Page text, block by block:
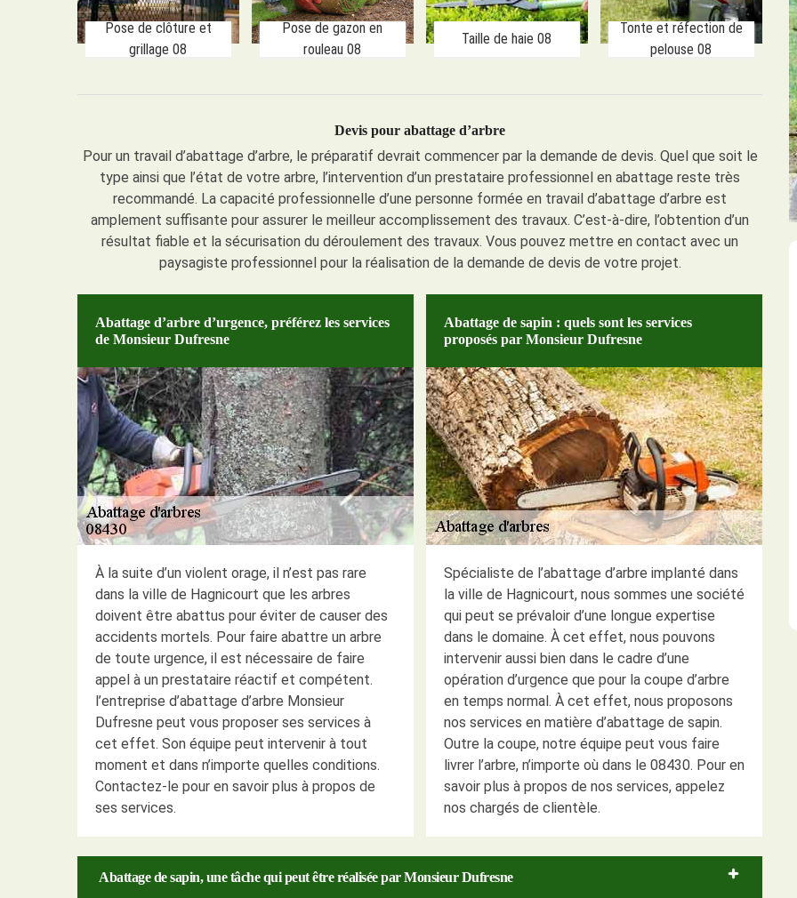
Pose de clôture et
grillage 08
Pose de gazon en
rouleau 08
Taille de haie 08
Tonte et réfection de
pelouse 08
Devis pour abattage d’arbre
Pour un travail d’abattage d’arbre, le préparatif devrait commencer par la demande de devis. Quel que soit le
type ainsi que l’état de votre arbre, l’intervention d’un prestataire professionnel en abattage reste très
recommandé. La capacité professionnelle d’une personne formée en travail d’abattage d’arbre est
amplement suffisante pour assurer le meilleur accomplissement des travaux. C’est-à-dire, l’obtention d’un
résultat fiable et la sécurisation du déroulement des travaux. Vous pouvez mettre en contact avec un
paysagiste professionnel pour la réalisation de la demande de devis de votre projet.
Abattage d’arbre d’urgence, préférez les services
de Monsieur Dufresne
À la suite d’un violent orage, il n’est pas rare
dans la ville de Hagnicourt que les arbres
doivent être abattus pour éviter de causer des
accidents mortels. Pour faire abattre un arbre
de toute urgence, il est nécessaire de faire
appel à un prestataire réactif et compétent.
l’entreprise d’abattage d’arbre Monsieur
Dufresne peut vous proposer ses services à
cet effet. Son équipe peut intervenir à tout
moment et dans n’importe quelles conditions.
Contactez-le pour en savoir plus à propos de
ses services.
Abattage de sapin : quels sont les services
proposés par Monsieur Dufresne
Spécialiste de l’abattage d’arbre implanté dans
la ville de Hagnicourt, nous sommes une société
qui peut se prévaloir d’une longue expertise
dans le domaine. À cet effet, nous pouvons
intervenir aussi bien dans le cadre d’une
opération d’urgence que pour la coupe d’arbre
en temps normal. À cet effet, nous proposons
nos services en matière d’abattage de sapin.
Outre la coupe, notre équipe peut vous faire
livrer l’arbre, n’importe où dans le 08430. Pour en
savoir plus à propos de nos services, appelez
nos chargés de clientèle.
Abattage de sapin, une tâche qui peut être réalisée par Monsieur Dufresne